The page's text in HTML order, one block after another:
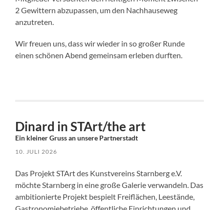
2 Gewittern abzupassen, um den Nachhauseweg
anzutreten.
Wir freuen uns, dass wir wieder in so großer Runde
einen schönen Abend gemeinsam erleben durften.
Dinard in STArt/the art
Ein kleiner Gruss an unsere Partnerstadt
10. JULI 2026
Das Projekt STArt des Kunstvereins Starnberg e.V.
möchte Starnberg in eine große Galerie verwandeln. Das
ambitionierte Projekt bespielt Freiflächen, Leestände,